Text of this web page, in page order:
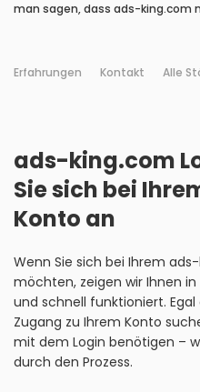
man sagen, dass ads-king.com
Erfahrungen Kontakt Alle
ads-king.com
Sie sich bei
Konto an
Wenn Sie sich bei Ihrem
möchten, zeigen wir Ihnen
und schnell funktioniert.
Zugang zu Ihrem Konto
mit dem Login benötigen –
durch den Prozess.